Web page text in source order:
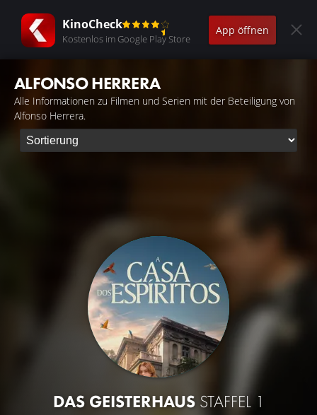
KinoCheck
Kostenlos im Google Play Store
App öffnen
ALFONSO HERRERA
Alle Informationen zu Filmen und Serien mit der Beteiligung von
Alfonso Herrera.
DAS GEISTERHAUS STAFFEL 1